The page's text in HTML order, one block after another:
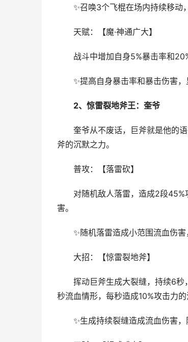
✨召唤3个飞棍在场内持续移动，
天赋：【魔·神通广大】
战斗中增加自身5%暴击率和20%
✨提高自身暴击率和暴击伤害，
2、惊雷裂地斧王：奎爷
奎爷从不废话，巨斧就是他的语
斧的沉默之力。
普攻：【落雷砍】
对随机敌人落雷，造成2段45%
害。
✨随机落雷造成小范围流血伤害
大招：【惊雷裂地斧】
挥动巨斧生成大裂缝，持续6秒
秒流血情形，每秒造成10%攻击力的
✨生成持续裂缝造成流血伤害，